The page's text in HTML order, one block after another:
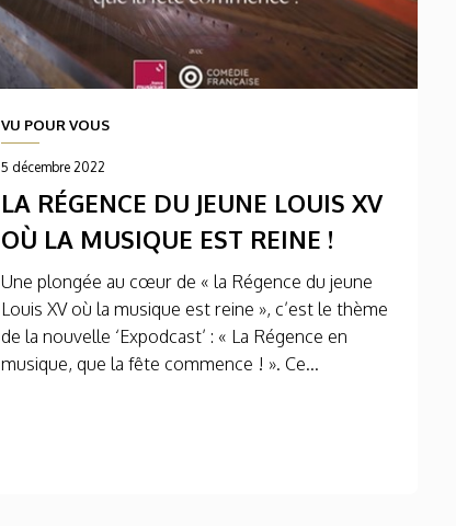
VU POUR VOUS
5 décembre 2022
LA RÉGENCE DU JEUNE LOUIS XV
OÙ LA MUSIQUE EST REINE !
Une plongée au cœur de « la Régence du jeune
Louis XV où la musique est reine », c’est le thème
de la nouvelle ‘Expodcast’ : « La Régence en
musique, que la fête commence ! ». Ce...